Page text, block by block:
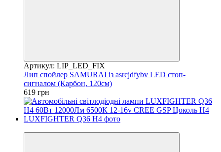
Артикул: LIP_LED_FIX
Лип спойлер SAMURAI із asrcjdfybv LED стоп-
сигналом (Карбон, 120см)
619 грн